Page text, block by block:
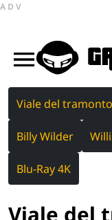
ADV
Viale del tramonto
Billy Wilder
Blu-Ray 4K
Viale del